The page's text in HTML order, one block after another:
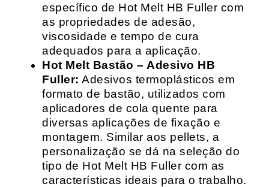
específico de Hot Melt HB Fuller com
as propriedades de adesão,
viscosidade e tempo de cura
adequados para a aplicação.
Hot Melt Bastão – Adesivo HB
Fuller: Adesivos termoplásticos em
formato de bastão, utilizados com
aplicadores de cola quente para
diversas aplicações de fixação e
montagem. Similar aos pellets, a
personalização se dá na seleção do
tipo de Hot Melt HB Fuller com as
características ideais para o trabalho.